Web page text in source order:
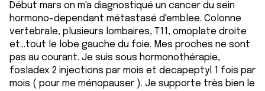
Début mars on m'a diagnostiqué un cancer du sein
hormono-dependant métastasé d'emblee. Colonne
vertebrale, plusieurs lombaires, T11, omoplate droite
et...tout le lobe gauche du foie. Mes proches ne sont
pas au courant. Je suis sous hormonothérapie,
fosladex 2 injections par mois et decapeptyl 1 fois par
mois ( pour me ménopauser ). Je supporte très bien le